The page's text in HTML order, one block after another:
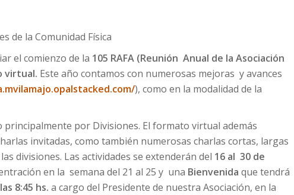
de la Comunidad Física
el comienzo de la 105 RAFA (Reunión Anual de la Asociación
virtual. Este año contamos con numerosas mejoras y avances
), como en la modalidad de la
principalmente por Divisiones. El formato virtual además
invitadas, como también numerosas charlas cortas, largas
divisiones. Las actividades se extenderán del 16 al 30 de
en la semana del 21 al 25 y una Bienvenida que tendrá
8:45 hs. a cargo del Presidente de nuestra Asociación, en la